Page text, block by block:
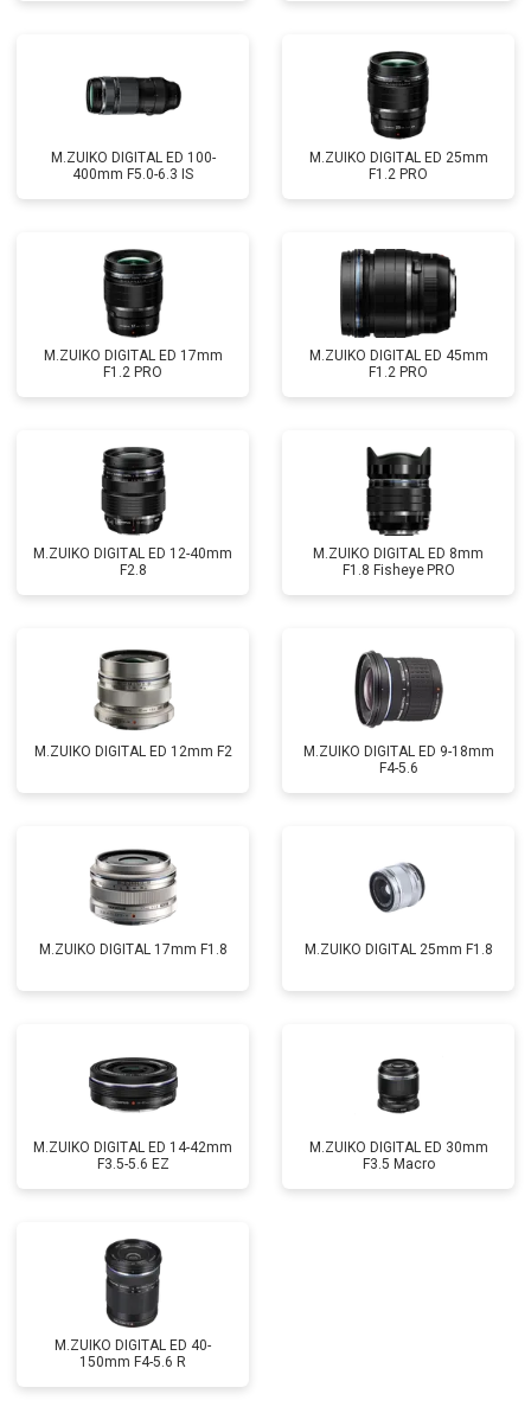
M.ZUIKO DIGITAL ED 100-
400mm F5.0-6.3 IS
M.ZUIKO DIGITAL ED 25mm
F1.2 PRO
M.ZUIKO DIGITAL ED 17mm
F1.2 PRO
M.ZUIKO DIGITAL ED 45mm
F1.2 PRO
M.ZUIKO DIGITAL ED 12-40mm
F2.8
M.ZUIKO DIGITAL ED 8mm
F1.8 Fisheye PRO
M.ZUIKO DIGITAL ED 12mm F2
M.ZUIKO DIGITAL ED 9-18mm
F4-5.6
M.ZUIKO DIGITAL 17mm F1.8 M.ZUIKO DIGITAL 25mm F1.8
M.ZUIKO DIGITAL ED 14-42mm
F3.5-5.6 EZ
M.ZUIKO DIGITAL ED 30mm
F3.5 Macro
M.ZUIKO DIGITAL ED 40-
150mm F4-5.6 R